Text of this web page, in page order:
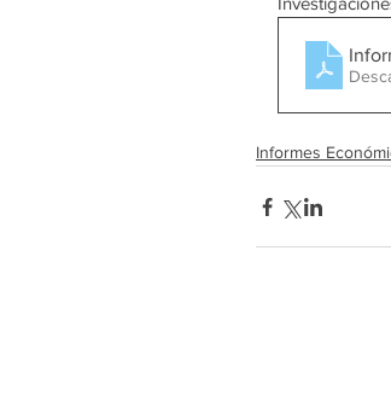
Informes